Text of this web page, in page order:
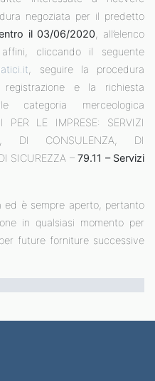
negoziata per il predetto
il 03/06/2020, all’elenco
cliccando il seguente
, seguire la procedura
e la richiesta
categoria merceologica
LE IMPRESE: SERVIZI
DI CONSULENZA, DI
SICUREZZA –79.11 – Servizi
ed è sempre aperto, pertanto
in qualsiasi momento per
future forniture successive